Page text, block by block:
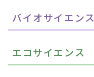
バイオサイエンス
エコサイエンス